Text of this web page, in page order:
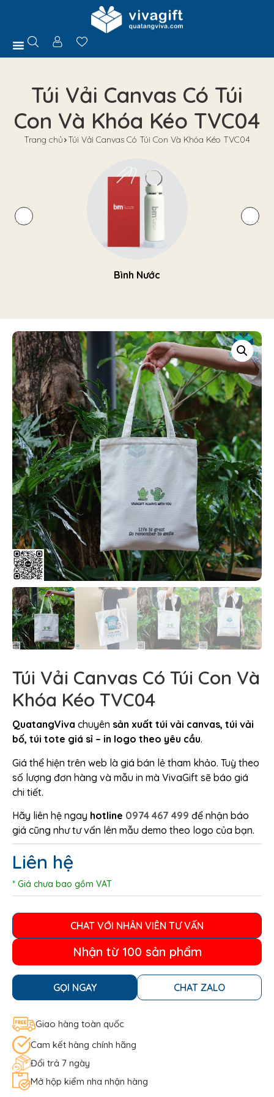
Túi Vải Canvas Có Túi
Con Và Khóa Kéo TVC04
Trang chủ Túi Vải Canvas Có Túi Con Và Khóa Kéo TVC04
Bình Nước
Túi Vải Canvas Có Túi Con Và
Khóa Kéo TVC04
QuatangViva chuyên sản xuất túi vải canvas, túi vải
bố, túi tote giá sỉ – in logo theo yêu cầu.
Giá thể hiện trên web là giá bán lẻ tham khảo. Tuỳ theo
số lượng đơn hàng và mẫu in mà VivaGift sẽ báo giá
chi tiết.
Hãy liên hệ ngay hotline 0974 467 499 để nhận báo
giá cũng như tư vấn lên mẫu demo theo logo của bạn.
Liên hệ
* Giá chưa bao gồm VAT
CHAT VỚI NHÂN VIÊN TƯ VẤN
Nhận từ 100 sản phẩm
GỌI NGAY CHAT ZALO
Giao hàng toàn quốc
Cam kết hàng chính hãng
Đổi trả 7 ngày
Mở hộp kiểm nha nhận hàng